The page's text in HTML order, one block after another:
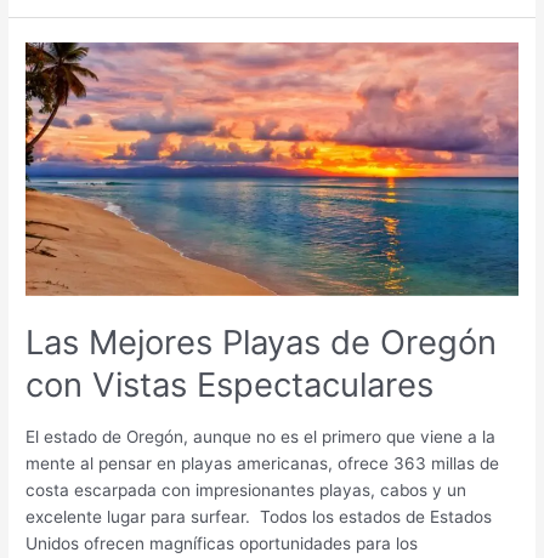
Las Mejores Playas de Oregón
con Vistas Espectaculares
El estado de Oregón, aunque no es el primero que viene a la
mente al pensar en playas americanas, ofrece 363 millas de
costa escarpada con impresionantes playas, cabos y un
excelente lugar para surfear. Todos los estados de Estados
Unidos ofrecen magníficas oportunidades para los
Las
Mejores
Playas
de
Oregón
con
Vistas
Espectaculares